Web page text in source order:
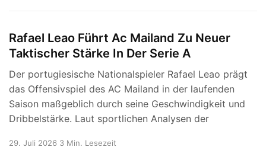
Rafael Leao Führt Ac Mailand Zu Neuer
Taktischer Stärke In Der Serie A
Der portugiesische Nationalspieler Rafael Leao prägt
das Offensivspiel des AC Mailand in der laufenden
Saison maßgeblich durch seine Geschwindigkeit und
Dribbelstärke. Laut sportlichen Analysen der
29. Juli 2026 3 Min. Lesezeit